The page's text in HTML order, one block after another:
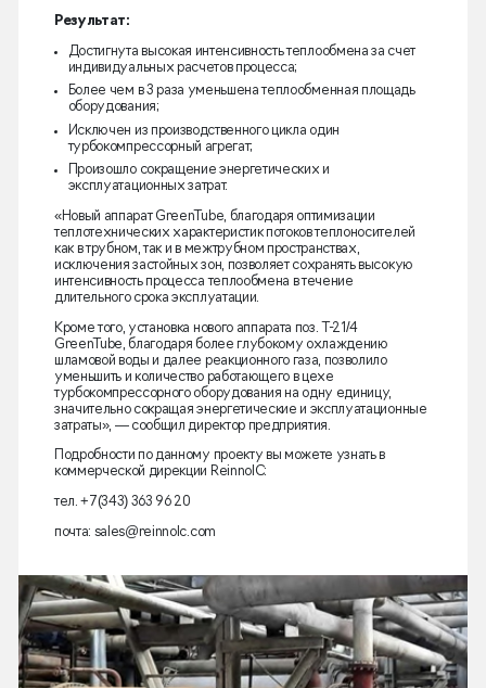
Результат:
Достигнута высокая интенсивность теплообмена за счет
индивидуальных расчетов процесса;
Более чем в 3 раза уменьшена теплообменная площадь
оборудования;
Исключен из производственного цикла один
турбокомпрессорный агрегат;
Произошло сокращение энергетических и
эксплуатационных затрат.
«Новый аппарат GreenTube, благодаря оптимизации
теплотехнических характеристик потоков теплоносителей
как в трубном, так и в межтрубном пространствах,
исключения застойных зон, позволяет сохранять высокую
интенсивность процесса теплообмена в течение
длительного срока эксплуатации.
Кроме того, установка нового аппарата поз. Т-21/4
GreenTube, благодаря более глубокому охлаждению
шламовой воды и далее реакционного газа, позволило
уменьшить и количество работающего в цехе
турбокомпрессорного оборудования на одну единицу,
значительно сокращая энергетические и эксплуатационные
затраты», — сообщил директор предприятия.
Подробности по данному проекту вы можете узнать в
коммерческой дирекции ReinnolC:
тел. +7(343) 363 96 20
почта: sales@reinnolc.com